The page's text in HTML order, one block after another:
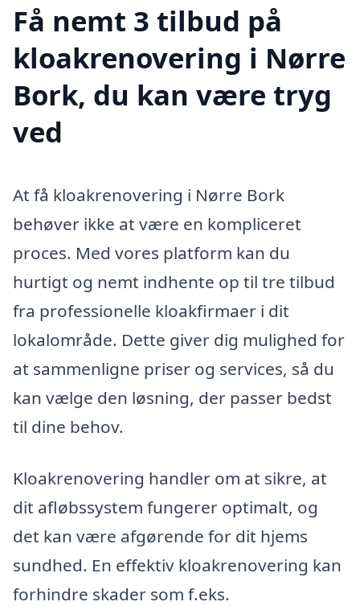
Få nemt 3 tilbud på
kloakrenovering i Nørre
Bork, du kan være tryg
ved
At få kloakrenovering i Nørre Bork
behøver ikke at være en kompliceret
proces. Med vores platform kan du
hurtigt og nemt indhente op til tre tilbud
fra professionelle kloakfirmaer i dit
lokalområde. Dette giver dig mulighed for
at sammenligne priser og services, så du
kan vælge den løsning, der passer bedst
til dine behov.
Kloakrenovering handler om at sikre, at
dit afløbssystem fungerer optimalt, og
det kan være afgørende for dit hjems
sundhed. En effektiv kloakrenovering kan
forhindre skader som f.eks.